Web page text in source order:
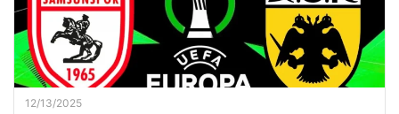
12/13/2025